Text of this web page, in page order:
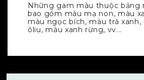
Những gam màu thuộc bảng
bao gồm màu mạ non, màu
màu ngọc bích, màu trà xanh,
ôliu, màu xanh rừng, vv...